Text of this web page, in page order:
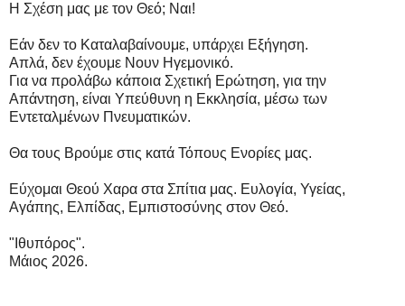
Η Σχέση μας με τον Θεό; Ναι!
Εάν δεν το Καταλαβαίνουμε, υπάρχει Εξήγηση.
Απλά, δεν έχουμε Νουν Ηγεμονικό.
Για να προλάβω κάποια Σχετική Ερώτηση, για την
Απάντηση, είναι Υπεύθυνη η Εκκλησία, μέσω των
Εντεταλμένων Πνευματικών.
Θα τους Βρούμε στις κατά Τόπους Ενορίες μας.
Εύχομαι Θεού Χαρα στα Σπίτια μας. Ευλογία, Υγείας,
Αγάπης, Ελπίδας, Εμπιστοσύνης στον Θεό.
"Ιθυπόρος".
Μάιος 2026.